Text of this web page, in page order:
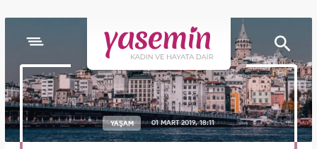
YAŞAM 01 MART 2019, 18:11